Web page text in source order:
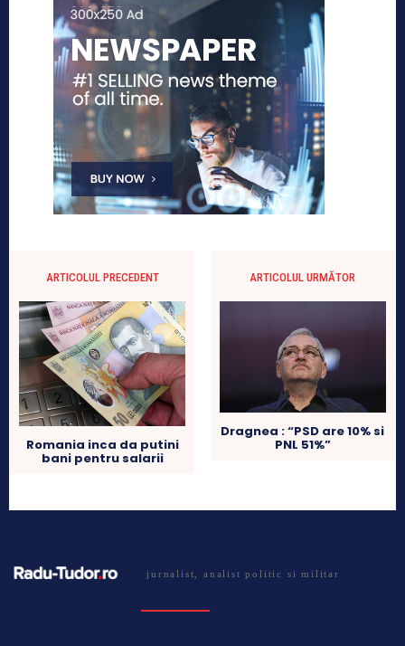
ARTICOLUL PRECEDENT
Romania inca da putini
bani pentru salarii
ARTICOLUL URMĂTOR
Dragnea : “PSD are 10% si
PNL 51%”
jurnalist, analist politic si militar